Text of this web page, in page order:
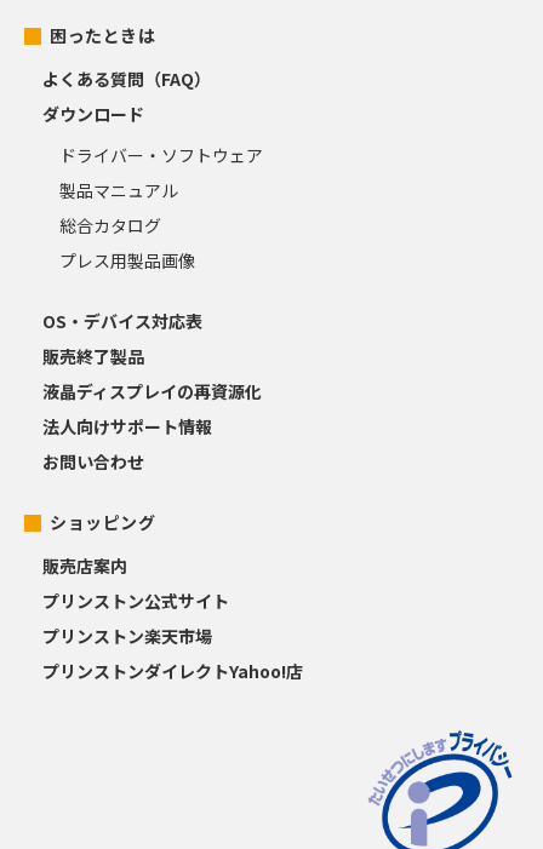
困ったときは
よくある質問（FAQ）
ダウンロード
ドライバー・ソフトウェア
製品マニュアル
総合カタログ
プレス用製品画像
OS・デバイス対応表
販売終了製品
液晶ディスプレイの再資源化
法人向けサポート情報
お問い合わせ
ショッピング
販売店案内
プリンストン公式サイト
プリンストン楽天市場
プリンストンダイレクトYahoo!店